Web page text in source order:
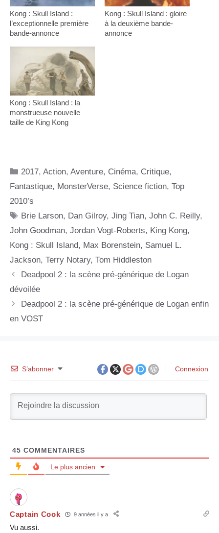
Kong : Skull Island :
l’exceptionnelle première
bande-annonce
Kong : Skull Island : gloire
à la deuxième bande-
annonce
Kong : Skull Island : la
monstrueuse nouvelle
taille de King Kong
Catégories
2017,Action,Aventure, Cinéma, Critique,
Fantastique, MonsterVerse, Science fiction, Top
2010’s
Étiquettes
Brie Larson, Dan Gilroy,Jing Tian,John C. Reilly,
John Goodman, Jordan Vogt-Roberts, King Kong,
Kong : Skull Island, Max Borenstein, Samuel L.
Jackson, Terry Notary, Tom Hiddleston
Deadpool 2 : la scène pré-générique de Logan
dévoilée
Deadpool 2 : la scène pré-générique de Logan enfin
en VOST
S’abonner Connexion
45 COMMENTAIRES
Le plus ancien
Captain Cook 9 années il y a
Vu aussi.